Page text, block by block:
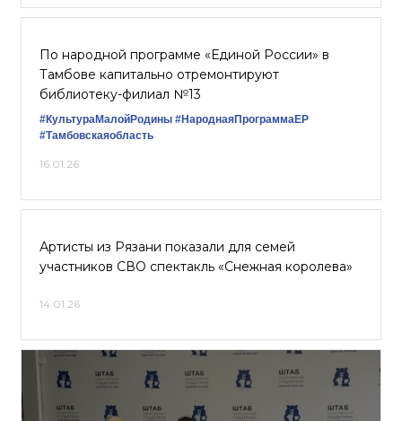
По народной программе «Единой России» в
Тамбове капитально отремонтируют
библиотеку-филиал №13
#КультураМалойРодины #НароднаяПрограммаЕР
#Тамбовскаяобласть
16.01.26
Артисты из Рязани показали для семей
участников СВО спектакль «Снежная королева»
14.01.26